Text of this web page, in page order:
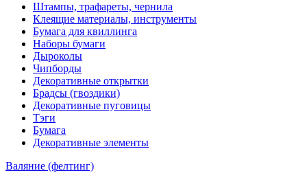
Штампы, трафареты, чернила
Клеящие материалы, инструменты
Бумага для квиллинга
Наборы бумаги
Дыроколы
Чипборды
Декоративные открытки
Брадсы (гвоздики)
Декоративные пуговицы
Тэги
Бумага
Декоративные элементы
Валяние (фелтинг)